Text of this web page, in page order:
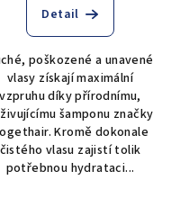
Detail
poškozené a unavené
vlasy získají maximální
vzpruhu díky přírodnímu,
šamponu značky
Kromě dokonale
čistého vlasu zajistí tolik
potřebnou hydrataci...